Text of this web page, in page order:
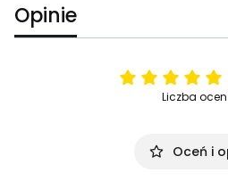
Opinie
Liczba
Oceń i